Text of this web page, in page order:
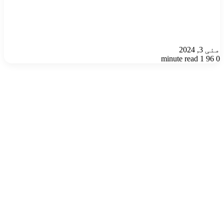
مئی 3, 2024
0
1 minute read